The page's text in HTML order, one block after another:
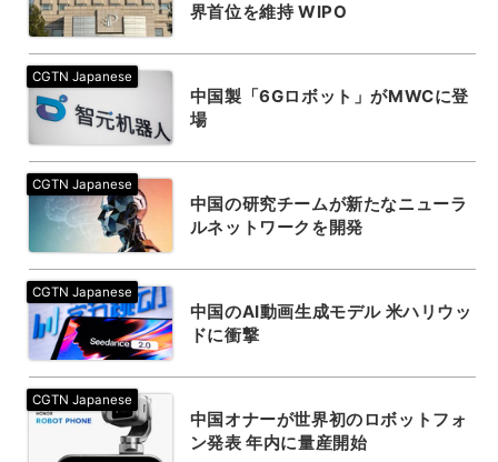
界首位を維持 WIPO
中国製「6Gロボット」がMWCに登
場
中国の研究チームが新たなニューラ
ルネットワークを開発
中国のAI動画生成モデル 米ハリウッ
ドに衝撃
中国オナーが世界初のロボットフォ
ン発表 年内に量産開始